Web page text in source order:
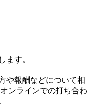
ます。
や報酬などについて相
ンラインでの打ち合わ